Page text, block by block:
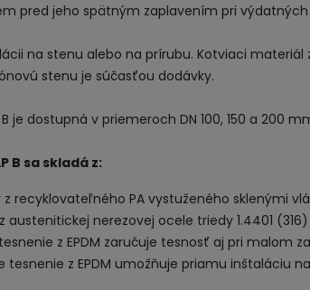
pred jeho spätným zaplavením pri výdatných
na stenu alebo na prírubu. Kotviaci materiál
stenu je súčasťou dodávky.
B je dostupná v priemeroch DN 100, 150 a 200
B sa skladá z:
z recyklovateľného PA vystuženého sklenými
z austenitickej nerezovej ocele triedy 1.4401 (316)
tesnenie z EPDM zaručuje tesnosť aj pri malom
tesnenie z EPDM umožňuje priamu inštaláciu na